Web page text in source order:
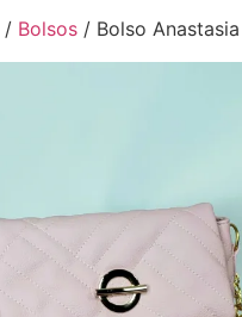
/ Bolsos / Bolso Anastasia